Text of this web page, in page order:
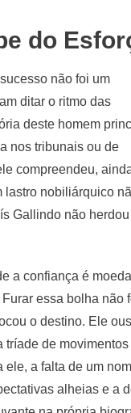
do
não foi um
ditar o ritmo das
deste homem
nos tribunais ou de
compreendeu,
lastro nobiliárquico
Gallindo não
a confiança é
essa bolha não
o destino. Ele
tríade de movimentos
ele, a falta de um
alheias e a